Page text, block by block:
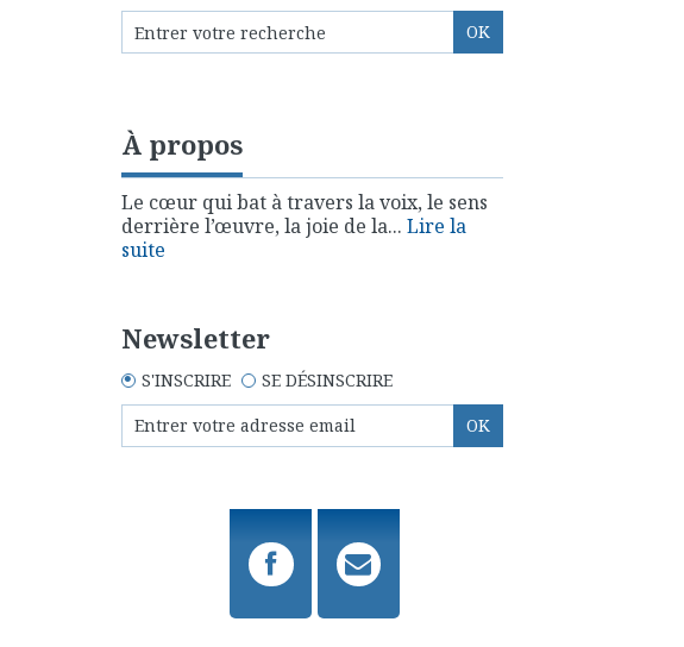
À propos
Le cœur qui bat à travers la voix, le sens
derrière l’œuvre, la joie de la... Lire la
suite
Newsletter
S'INSCRIRE SE DÉSINSCRIRE